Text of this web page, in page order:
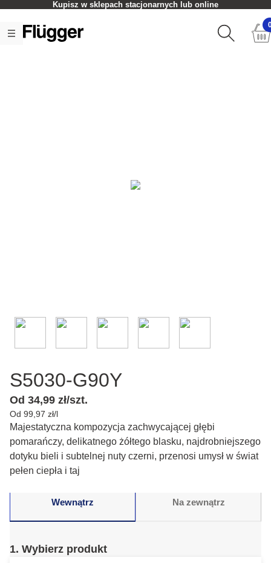
Kupisz w sklepach stacjonarnych lub online
S5030-G90Y
Od 34,99 zł/szt.
Od 99,97 zł/l
Majestatyczna kompozycja zachwycającej głębi
pomarańczy, delikatnego żółtego blasku, najdrobniejszego
dotyku bieli i subtelnej nuty czerni, przenosi umysł w świat
pełen ciepła i taj
Wewnątrz Na zewnątrz
1. Wybierz produkt